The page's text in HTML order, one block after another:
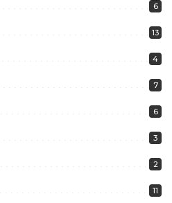
6
13
4
7
6
3
2
11